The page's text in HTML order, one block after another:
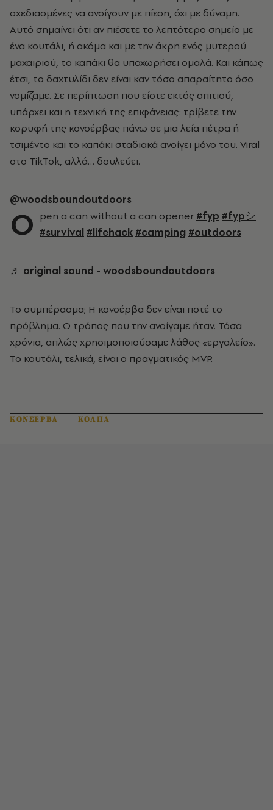
σχεδιασμένες να ανοίγουν με πίεση, όχι με δύναμη.
Αυτό σημαίνει ότι αν πιέσετε το λεπτότερο σημείο με
ένα κουτάλι, ή ακόμα και με την άκρη ενός μυτερού
μαχαιριού, το καπάκι θα υποχωρήσει ομαλά. Και κάπως
έτσι, το δαχτυλίδι δεν είναι καν τόσο απαραίτητο όσο
νομίζαμε. Σε περίπτωση που είστε εκτός σπιτιού,
υπάρχει και η τεχνική της επιφάνειας: τρίβετε την
κορυφή της κονσέρβας πάνω σε μια λεία πέτρα ή
τσιμέντο και το καπάκι σταδιακά ανοίγει μόνο του. Viral
στο TikTok, αλλά… δουλεύει.
@woodsboundoutdoors
O pen a can without a can opener #fyp #fypシ
#survival #lifehack #camping #outdoors
♬ original sound - woodsboundoutdoors
Το συμπέρασμα; Η κονσέρβα δεν είναι ποτέ το
πρόβλημα. Ο τρόπος που την ανοίγαμε ήταν. Τόσα
χρόνια, απλώς χρησιμοποιούσαμε λάθος «εργαλείο».
Το κουτάλι, τελικά, είναι ο πραγματικός MVP.
ΚΟΝΣΕΡΒΑ ΚΟΛΠΑ